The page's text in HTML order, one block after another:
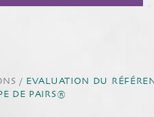
/ EVALUATION DU
DE PAIRS®